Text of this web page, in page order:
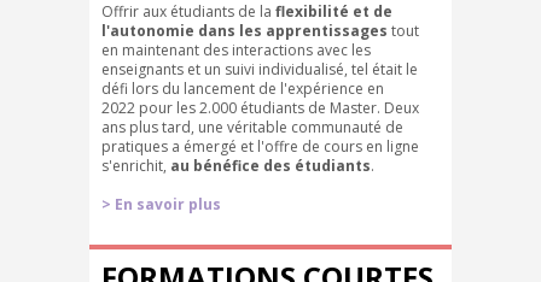
Offrir aux étudiants de la flexibilité et de
l'autonomie dans les apprentissages tout
en maintenant des interactions avec les
enseignants et un suivi individualisé, tel était le
défi lors du lancement de l'expérience en
2022 pour les 2.000 étudiants de Master. Deux
ans plus tard, une véritable communauté de
pratiques a émergé et l'offre de cours en ligne
s'enrichit, au bénéfice des étudiants.
> En savoir plus